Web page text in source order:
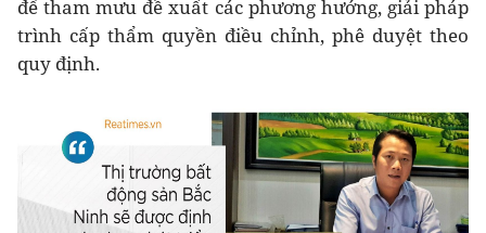
để tham mưu đề xuất các phương hướng, giải pháp
trình cấp thẩm quyền điều chỉnh, phê duyệt theo
quy định.